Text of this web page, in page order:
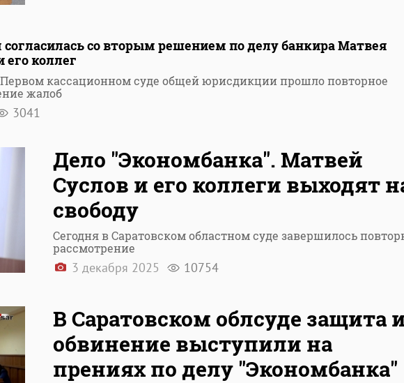
согласилась со вторым решением по делу банкира Матвея
его коллег
Первом кассационном суде общей юрисдикции прошло повторное
жалоб
3041
Дело "Экономбанка". Матвей
Суслов и его коллеги выходят
свободу
Сегодня в Саратовском областном суде завершилось
рассмотрение
3 декабря 2025 10754
В Саратовском облсуде защита
обвинение выступили на
прениях по делу "Экономбанка"